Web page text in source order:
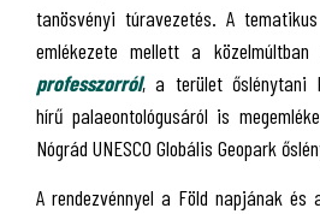
tanösvényi túravezetés. A
emlékezete mellett a közelmúltban
professzorról, a terület őslénytani
hírű palaeontológusáról is
Nógrád UNESCO Globális Geopark
A rendezvénnyel a Föld napjának és